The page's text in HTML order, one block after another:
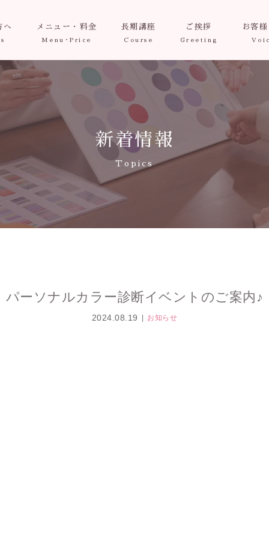
へ メニュー・料金 長期講座 ご挨拶 お客
新着情報
Topics
パーソナルカラー診断イベントのご案内♪
2024.08.19 お知らせ